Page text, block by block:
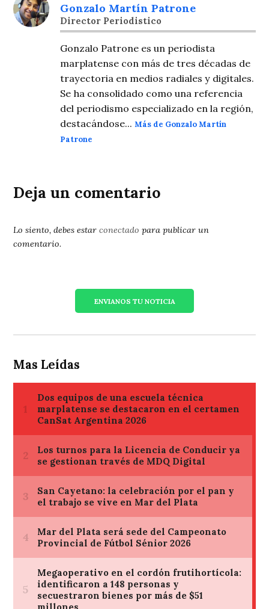
Gonzalo Martín Patrone
Director Periodistico
Gonzalo Patrone es un periodista
marplatense con más de tres décadas de
trayectoria en medios radiales y digitales.
Se ha consolidado como una referencia
del periodismo especializado en la región,
destacándose...Más de Gonzalo Martín
Patrone
Deja un comentario
Lo siento, debes estarconectado para publicar un
comentario.
ENVIANOS TU NOTICIA
Mas Leídas